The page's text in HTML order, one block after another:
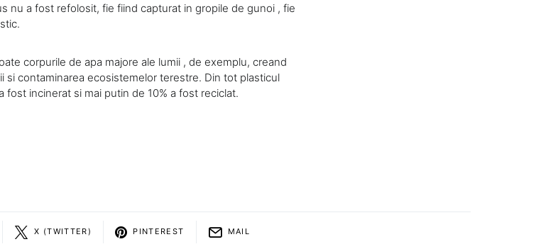
nu a fost refolosit, fie fiind capturat in gropile de gunoi , fie
corpurile de apa majore ale lumii , de exemplu, creand
si contaminarea ecosistemelor terestre. Din tot plasticul
fost incinerat si mai putin de 10% a fost reciclat.
X (TWITTER) PINTEREST MAIL